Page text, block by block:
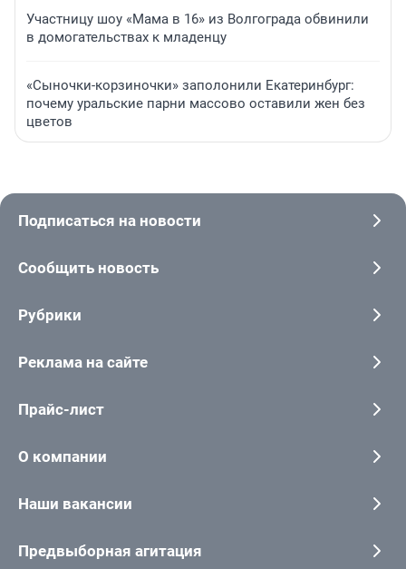
Участницу шоу «Мама в 16» из Волгограда обвинили
в домогательствах к младенцу
«Сыночки-корзиночки» заполонили Екатеринбург:
почему уральские парни массово оставили жен без
цветов
Подписаться на новости
Сообщить новость
Рубрики
Реклама на сайте
Прайс-лист
О компании
Наши вакансии
Предвыборная агитация